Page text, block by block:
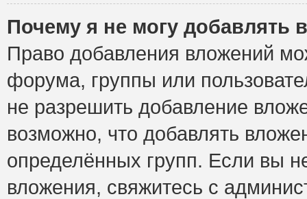
Почему я не могу добавлять
Право добавления вложений
форума, группы или
не разрешить добавление
возможно, что добавлять
определённых групп. Если вы
вложения, свяжитесь с